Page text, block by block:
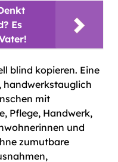
Es
blind kopieren. Eine
handwerkstauglich
mit
Pflege, Handwerk,
und
zumutbare